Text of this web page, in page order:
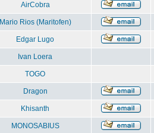
AirCobra
Mario Rios (Maritofen)
Edgar Lugo
Ivan Loera
TOGO
Dragon
Khisanth
MONOSABIUS